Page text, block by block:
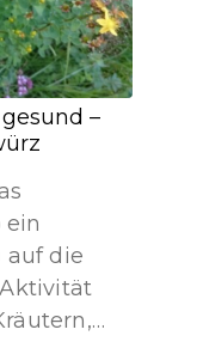
–
ein
auf die